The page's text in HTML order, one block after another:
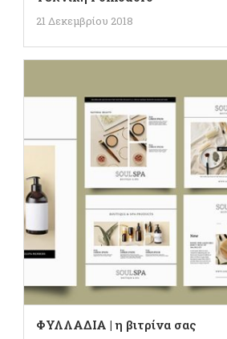
21 Δεκεμβρίου 2018
ΦΥΛΛΑΔΙΑ | η βιτρίνα σας